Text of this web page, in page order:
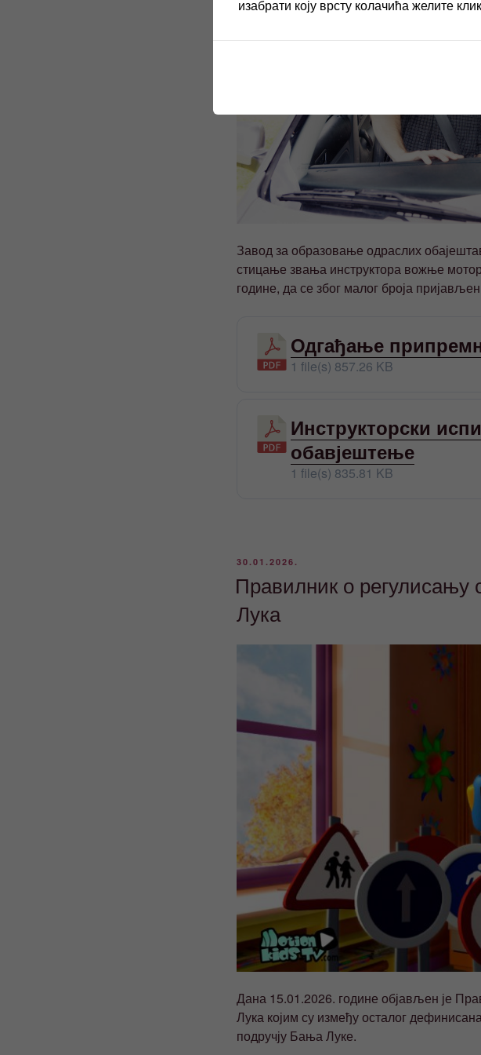
Завод за образовање одраслих
стицање звања инструктора вожње
године, да се због малог броја
Одгађање
1 file(s) 857.26 KB
Инструкторски
обавјештење
1 file(s) 835.81 KB
ОБЈАВЉЕНО
30.01.2026.
Правилник о регулисању
Лука
Дана 15.01.2026. године објављен је
Лука којим су између осталог
подручју Бања Луке.
изабрати коју врсту колачића желите